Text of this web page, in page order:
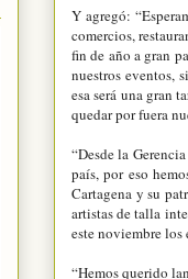
Y agregó:
comercios,
fin de año a gran
nuestros eventos,
esa será una gran
quedar por fuera
“Desde la
país, por eso
Cartagena y su
artistas de talla
este noviembre los
“Hemos querido